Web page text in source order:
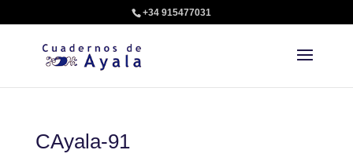
+34 915477031
CAyala-91